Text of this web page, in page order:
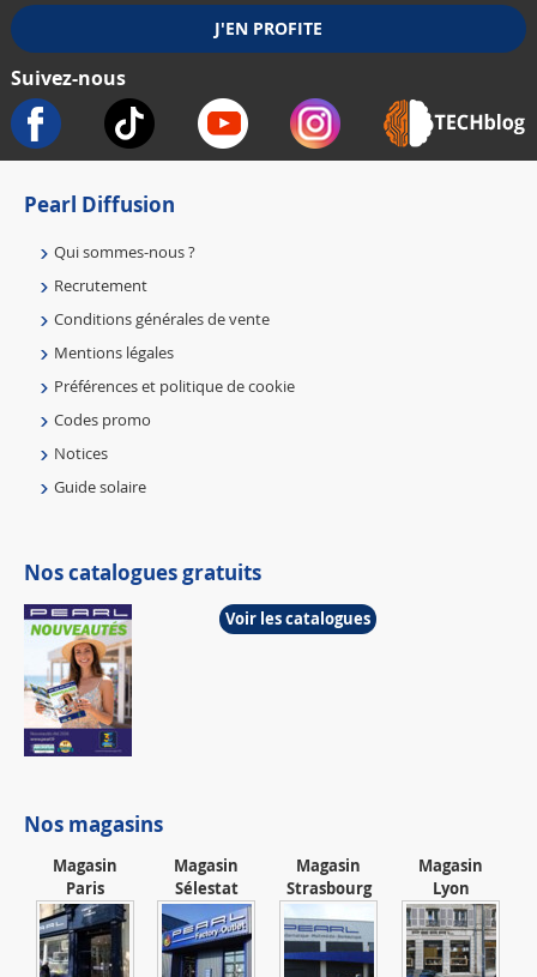
Suivez-nous
Pearl Diffusion
Qui sommes-nous ?
Recrutement
Conditions générales de vente
Mentions légales
Préférences et politique de cookie
Codes promo
Notices
Guide solaire
Nos catalogues gratuits
Voir les catalogues
Nos magasins
Magasin
Paris
Magasin
Sélestat
Magasin
Strasbourg
Magasin
Lyon